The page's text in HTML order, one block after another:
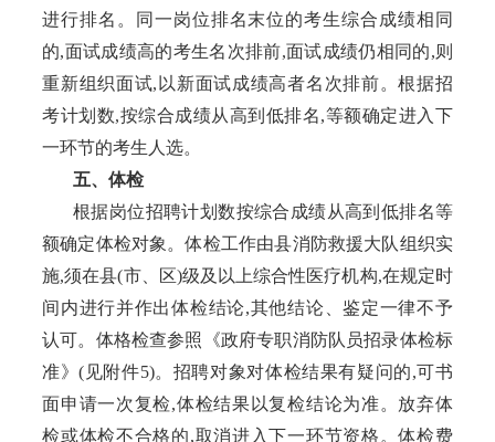
进行排名。同一岗位排名末位的考生综合成绩相同
的,面试成绩高的考生名次排前,面试成绩仍相同的,则
重新组织面试,以新面试成绩高者名次排前。根据招
考计划数,按综合成绩从高到低排名,等额确定进入下
一环节的考生人选。
五、体检
根据岗位招聘计划数按综合成绩从高到低排名等
额确定体检对象。体检工作由县消防救援大队组织实
施,须在县(市、区)级及以上综合性医疗机构,在规定时
间内进行并作出体检结论,其他结论、鉴定一律不予
认可。体格检查参照《政府专职消防队员招录体检标
准》(见附件5)。招聘对象对体检结果有疑问的,可书
面申请一次复检,体检结果以复检结论为准。放弃体
检或体检不合格的,取消进入下一环节资格。体检费